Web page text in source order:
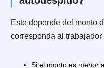
y seguridad
trabajo presta a los